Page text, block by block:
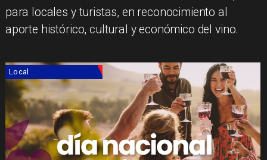
para locales y turistas, en reconocimiento al
aporte histórico, cultural y económico del vino.
Local